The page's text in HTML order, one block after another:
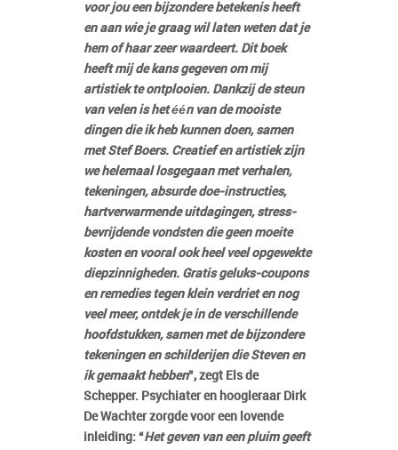
voor jou een bijzondere betekenis heeft
en aan wie je graag wil laten weten dat je
hem of haar zeer waardeert. Dit boek
heeft mij de kans gegeven om mij
artistiek te ontplooien. Dankzij de steun
van velen is het één van de mooiste
dingen die ik heb kunnen doen, samen
met Stef Boers. Creatief en artistiek zijn
we helemaal losgegaan met verhalen,
tekeningen, absurde doe-instructies,
hartverwarmende uitdagingen, stress-
bevrijdende vondsten die geen moeite
kosten en vooral ook heel veel opgewekte
diepzinnigheden. Gratis geluks-coupons
en remedies tegen klein verdriet en nog
veel meer, ontdek je in de verschillende
hoofdstukken, samen met de bijzondere
tekeningen en schilderijen die Steven en
ik gemaakt hebben”, zegt Els de
Schepper. Psychiater en hoogleraar Dirk
De Wachter zorgde voor een lovende
inleiding: “Het geven van een pluim geeft